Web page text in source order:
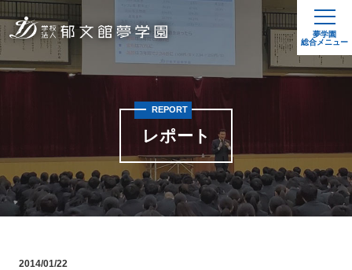
夢学園
総合メニュー
レポート
REPORT
2014/01/22